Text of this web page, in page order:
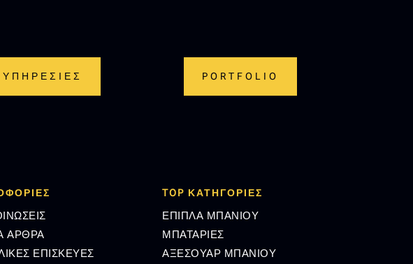
ΥΠΗΡΕΣΙΕΣ PORTFOLIO
ΑΡΘΡΑ
ΕΠΙΣΚΕΥΕΣ
TOP ΚΑΤΗΓΟΡΙΕΣ
ΕΠΙΠΛΑ ΜΠΑΝΙΟΥ
ΜΠΑΤΑΡΙΕΣ
ΑΞΕΣΟΥΑΡ ΜΠΑΝΙΟΥ